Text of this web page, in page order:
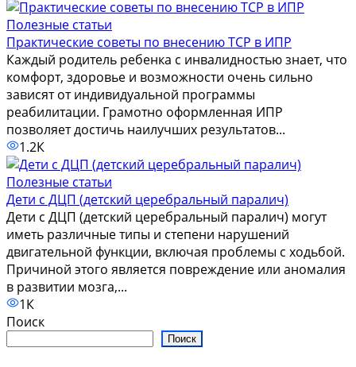
Полезные статьи
Практические советы по внесению ТСР в ИПР
Каждый родитель ребенка с инвалидностью знает, что
комфорт, здоровье и возможности очень сильно
зависят от индивидуальной программы
реабилитации. Грамотно оформленная ИПР
позволяет достичь наилучших результатов...
1.2К
Полезные статьи
Дети с ДЦП (детский церебральный паралич)
Дети с ДЦП (детский церебральный паралич) могут
иметь различные типы и степени нарушений
двигательной функции, включая проблемы с ходьбой.
Причиной этого является повреждение или аномалия
в развитии мозга,...
1К
Поиск
Поиск